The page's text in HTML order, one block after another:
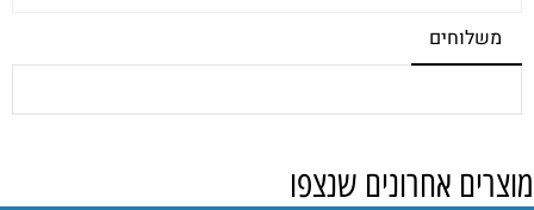
משלוחים
מוצרים אחרונים שנצפו